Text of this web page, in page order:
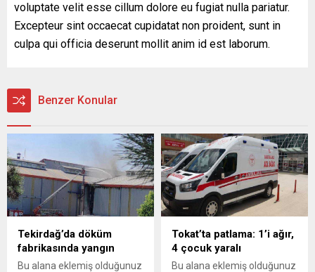
voluptate velit esse cillum dolore eu fugiat nulla pariatur.
Excepteur sint occaecat cupidatat non proident, sunt in
culpa qui officia deserunt mollit anim id est laborum.
Benzer Konular
Tekirdağ’da döküm
fabrikasında yangın
Bu alana eklemiş olduğunuz
Tokat’ta patlama: 1’i ağır,
4 çocuk yaralı
Bu alana eklemiş olduğunuz